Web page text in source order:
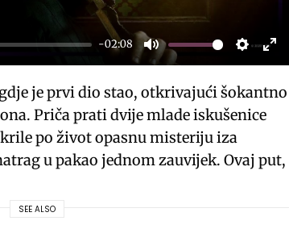
-02:08
M
u
t
e
S
e
t
i
E
n
r
je prvi dio stao, otkrivajući šokantno
Priča prati dvije mlade iskušenice
po život opasnu misteriju iza
u pakao jednom zauvijek. Ovaj put,
SEE ALSO